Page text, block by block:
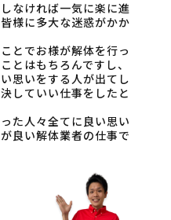
なければ一気に楽に進
様に多大な迷惑がかか
とでお様が解体を行っ
とはもちろんですし、
思いをする人が出てし
していい仕事をしたと
た人々全てに良い思い
良い解体業者の仕事で